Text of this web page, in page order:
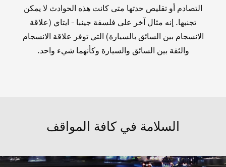
التصادم أو تقليص حدتها متى كانت هذه الحوادث لا يمكن
تجنبها. إنه مثال آخر على فلسفة جينبا - ايتاي (علاقة
الانسجام بين السائق بالسيارة) التي توفر علاقة الانسجام
والثقة بين السائق والسيارة وكأنهما شيء واحد.
السلامة في كافة المواقف